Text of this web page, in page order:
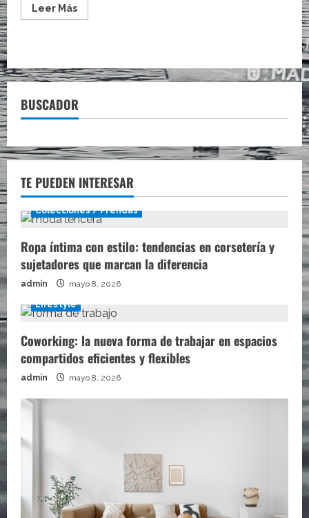
Leer MásLeer
más
regresan
con
versión
BUSCADOR
TE PUEDEN INTERESAR
Colecciones / Prendas
Ropa íntima con estilo: tendencias en corsetería y
sujetadores que marcan la diferencia
admin mayo 8, 2026
Lifestyle
Coworking: la nueva forma de trabajar en espacios
compartidos eficientes y flexibles
admin mayo 8, 2026